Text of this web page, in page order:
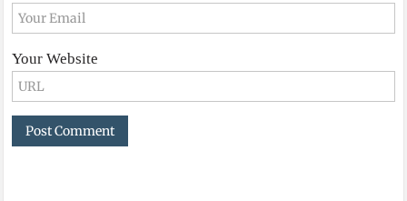
Your Website